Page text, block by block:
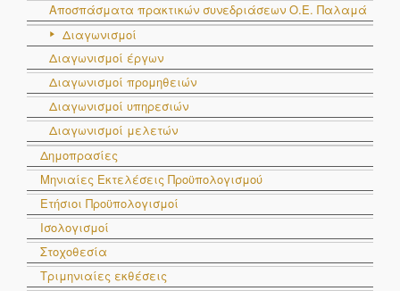
Αποσπάσματα πρακτικών συνεδριάσεων Ο.E. Παλαμά
Διαγωνισμοί
Διαγωνισμοί έργων
Διαγωνισμοί προμηθειών
Διαγωνισμοί υπηρεσιών
Διαγωνισμοί μελετών
Δημοπρασίες
Μηνιαίες Εκτελέσεις Προϋπολογισμού
Ετήσιοι Προϋπολογισμοί
Ισολογισμοί
Στοχοθεσία
Τριμηνιαίες εκθέσεις